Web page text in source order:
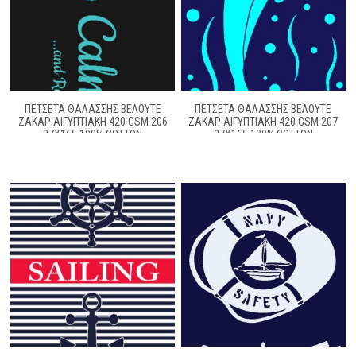
ΠΕΤΣΕΤΑ ΘΑΛΑΣΣΗΣ ΒΕΛΟΥΤΕ
ΖΑΚΆΡ ΑΙΓΥΠΤΙΑΚΉ 420 GSM 206
87X165 100% COTTON
ΠΕΤΣΕΤΑ ΘΑΛΑΣΣΗΣ ΒΕΛΟΥΤΕ
ΖΑΚΆΡ ΑΙΓΥΠΤΙΑΚΉ 420 GSM 207
87X165 100% COTTON